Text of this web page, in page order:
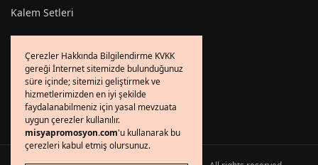
Kalem Setleri
Sık Sorulan Sorular
Gizlilik Politikası
İletişim
Çerezler Hakkında Bilgilendirme KVKK
gereği İnternet sitemizde bulunduğunuz
süre içinde; sitemizi geliştirmek ve
hizmetlerimizden en iyi şekilde
faydalanabilmeniz için yasal mevzuata
uygun çerezler kullanılır.
misyapromosyon.com'u kullanarak bu
çerezleri kabul etmiş olursunuz.